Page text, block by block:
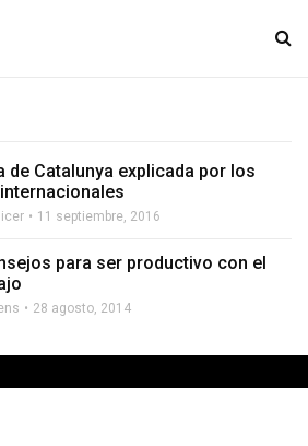
de Catalunya explicada por los
11 septiembre, 2016
para ser productivo con el
28 agosto, 2014